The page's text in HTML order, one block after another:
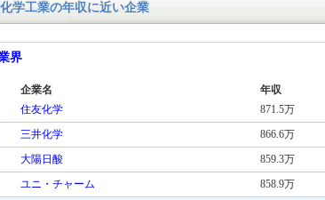
学工業の年収に近い企業
界
企業名
年収
住友化学
871.5万
三井化学
866.6万
大陽日酸
859.3万
ユニ・チャーム
858.9万